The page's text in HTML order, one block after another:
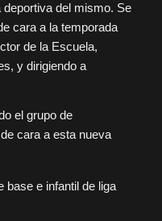
deportiva del mismo. Se
cara a la temporada
de la Escuela,
y dirigiendo a
el grupo de
cara a esta nueva
base e infantil de liga